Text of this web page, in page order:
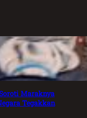
Maraknya
Tegakkan